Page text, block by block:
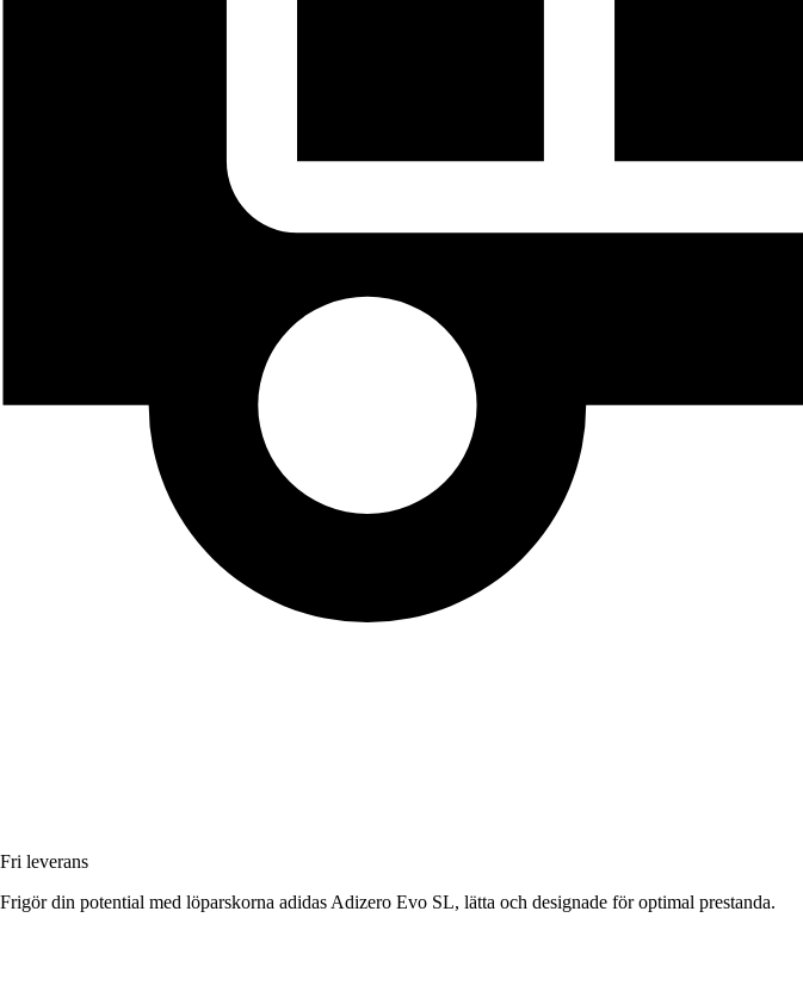
Fri leverans
Frigör din potential med löparskorna adidas Adizero Evo SL, lätta och designade för optimal prestanda.